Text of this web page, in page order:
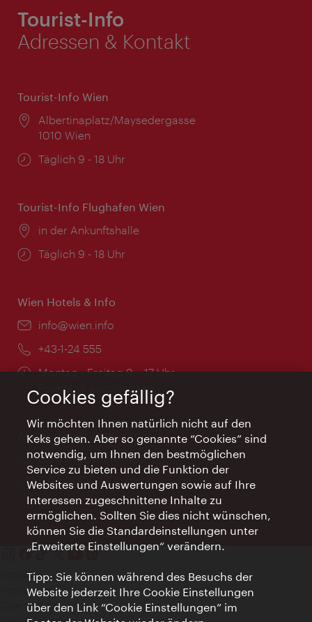
Tourist-Info
Adressen & Kontakt
Tourist-Info Wien
Ort:
Albertinaplatz/Maysedergasse
1010 Wien
Öffnungszeiten:
Täglich 9 - 18 Uhr
Tourist-Info Flughafen Wien
Ort:
in der Ankunftshalle
Öffnungszeiten:
Täglich 9 - 18 Uhr
Wien Hotels & Info
Email:
info@wien.info
Telefon:
+43-1-24 555
Öffnungszeiten:
Montag - Freitag 9 – 17 Uhr
Feiertags geschlossen
AI Concierge Wien
Ort:
concierge.wien.info
Öffnungszeiten:
Informationen rund um die Uhr
Kontakt
Impressum
Datenschutz
Cookies gefällig?
Wir möchten Ihnen natürlich nicht auf den
Keks gehen. Aber so genannte “Cookies” sind
notwendig, um Ihnen den bestmöglichen
Service zu bieten und die Funktion der
Websites und Auswertungen sowie auf Ihre
Interessen zugeschnittene Inhalte zu
ermöglichen. Sollten Sie dies nicht wünschen,
können Sie die Standardeinstellungen unter
„Erweiterte Einstellungen“ verändern.
Tipp: Sie können während des Besuchs der
Website jederzeit Ihre Cookie Einstellungen
über den Link “Cookie Einstellungen” im